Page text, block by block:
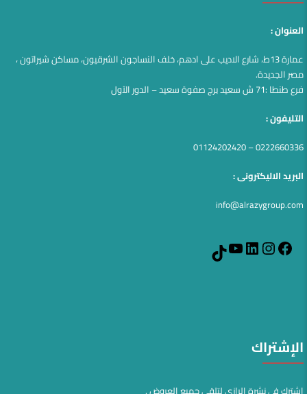
العنوان :
عمارة 13ط، شارع الاديب على ادهم، خلف النساجون الشرقيون، مساكن شيراتون ،
مصر الجديدة.
فرع طنطا :71 ش سعيد برج صفوة سعيد – الدور الآول
التليفون :
0222660336 – 01124202420
البريد الاليكترونى :
info@alrazygroup.com
Facebook
Instagram
LinkedIn
YouTube
الإشتراك
اشترك في نشرة الرازي لتلقي جميع العروض .